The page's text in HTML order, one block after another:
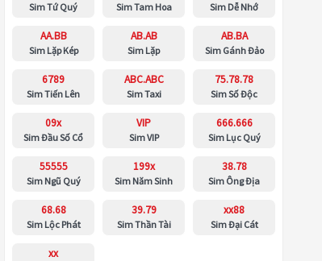
Sim Tứ Quý Sim Tam Hoa Sim Dễ Nhớ
AA.BB
Sim Lặp Kép
AB.AB
Sim Lặp
AB.BA
Sim Gánh Đảo
6789
Sim Tiến Lên
ABC.ABC
Sim Taxi
75.78.78
Sim Số Độc
09x
Sim Đầu Số Cổ
VIP
Sim VIP
666.666
Sim Lục Quý
55555
Sim Ngũ Quý
199x
Sim Năm Sinh
38.78
Sim Ông Địa
68.68
Sim Lộc Phát
39.79
Sim Thần Tài
xx88
Sim Đại Cát
xx